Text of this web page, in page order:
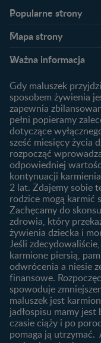
Popularne strony​
Kontakt
FAQ
Produkty
Wyszukiwarka
Nasze marki
Mapa strony​
Plamienie
Jak zaplanować płeć
dziecka?
Jak rozpoznać dni
Badania przed ciążą
Planowanie urlopu
macierzyńskiego
Rozwój dziecka
Kalendarz rozwoju
Skoki rozwojowe
Ząbkowanie u
Przydatne materiały
rodziców
Poradniki dla
Karty do zdjęć dla
Maluszka
Ważna informacja
Gdy maluszek
sposobem żywienia
zapewnia
pełni popieramy
dotyczące
sześć miesięcy życia
rozpocząć
odpowiedniej
kontynuacji
2 lat. Zdajemy sobie
rodzice mogą karmić
Zachęcamy do
zdrowia, który
żywienia dziecka i
Jeśli
karmione piersią,
odwrócenia a niesie
finansowe.
spowoduje
maluszek jest
jadłospisu mamy
czasie ciąży i po
pomaga ją